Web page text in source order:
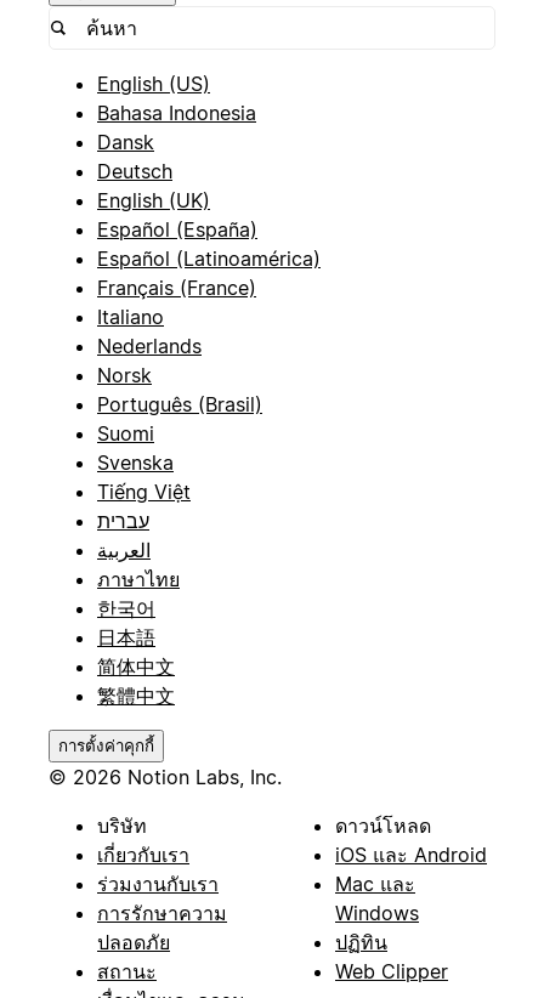
English (US)
Bahasa Indonesia
Dansk
Deutsch
English (UK)
Español (España)
Español (Latinoamérica)
Français (France)
Italiano
Nederlands
Norsk
Português (Brasil)
Suomi
Svenska
Tiếng Việt
עברית
العربية
ภาษาไทย
한국어
日本語
简体中文
繁體中文
การตั้งค่าคุกกี้
© 2026 Notion Labs, Inc.
บริษัท
เกี่ยวกับเรา
ร่วมงานกับเรา
การรักษาความ
ปลอดภัย
สถานะ
ดาวน์โหลด
iOS และ Android
Mac และ
Windows
ปฏิทิน
Web Clipper